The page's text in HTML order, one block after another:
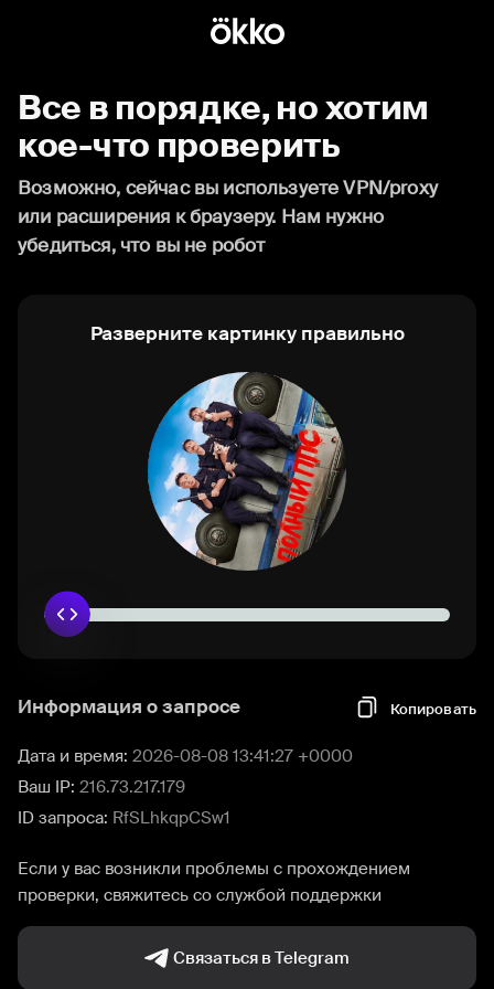
Все в порядке, но хотим
кое-что проверить
Возможно, сейчас вы используете VPN/proxy
или расширения к браузеру. Нам нужно
убедиться, что вы не робот
Разверните картинку правильно
Информация о запросе Копировать
Дата и время: 2026-08-08 13:41:27 +0000
Ваш IP: 216.73.217.179
ID запроса: RfSLhkqpCSw1
Если у вас возникли проблемы с прохождением
проверки, свяжитесь со службой поддержки
Связаться в Telegram